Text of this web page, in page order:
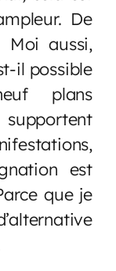
De
aussi,
il possible
plans
est
que je